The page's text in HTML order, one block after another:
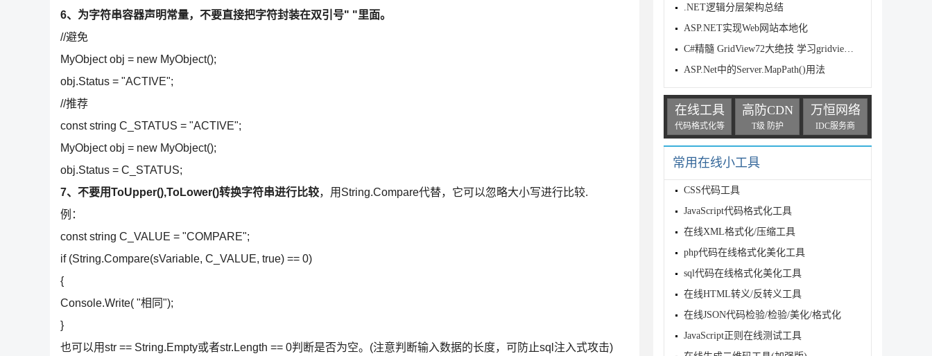
6、为字符串容器声明常量，不要直接把字符封装在双引号" "里面。
//避免
MyObject obj = new MyObject();
obj.Status = "ACTIVE";
//推荐
const string C_STATUS = "ACTIVE";
MyObject obj = new MyObject();
obj.Status = C_STATUS;
7、不要用ToUpper(),ToLower()转换字符串进行比较，用String.Compare代替，它可以忽略大小写进行比较.
例：
const string C_VALUE = "COMPARE";
if (String.Compare(sVariable, C_VALUE, true) == 0)
{
Console.Write( "相同");
}
也可以用str == String.Empty或者str.Length == 0判断是否为空。(注意判断输入数据的长度，可防止sql注入式攻击)
.NET逻辑分层架构总结
ASP.NET实现Web网站本地化
C#精髓 GridView72大绝技 学习gridview的朋友必看
ASP.Net中的Server.MapPath()用法
在线工具
代码格式化等
高防CDN
T级 防护
万恒网络
IDC服务商
常用在线小工具
CSS代码工具
JavaScript代码格式化工具
在线XML格式化/压缩工具
php代码在线格式化美化工具
sql代码在线格式化美化工具
在线HTML转义/反转义工具
在线JSON代码检验/检验/美化/格式化
JavaScript正则在线测试工具